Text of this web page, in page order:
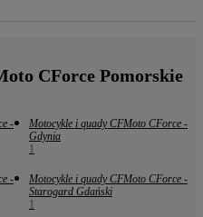
CForce Pomorskie
-
Motocykle i quady CFMoto CForce -
Gdynia
1
-
Motocykle i quady CFMoto CForce -
Starogard Gdański
1